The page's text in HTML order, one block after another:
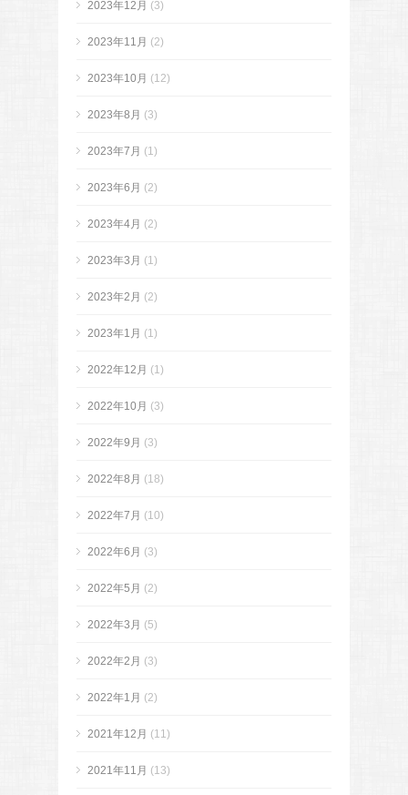
2023年12月 (3)
2023年11月 (2)
2023年10月 (12)
2023年8月 (3)
2023年7月 (1)
2023年6月 (2)
2023年4月 (2)
2023年3月 (1)
2023年2月 (2)
2023年1月 (1)
2022年12月 (1)
2022年10月 (3)
2022年9月 (3)
2022年8月 (18)
2022年7月 (10)
2022年6月 (3)
2022年5月 (2)
2022年3月 (5)
2022年2月 (3)
2022年1月 (2)
2021年12月 (11)
2021年11月 (13)